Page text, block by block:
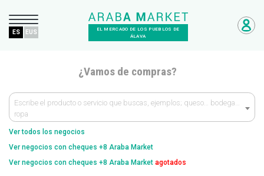
EL MERCADO DE LOS PUEBLOS DE
ÁLAVA
ES EUS
¿Vamos de compras?
Escribe el producto o servicio que buscas, ejemplos; queso… bodega…
ropa
Ver todos los negocios
Ver negocios con cheques +8 Araba Market
Ver negocios con cheques +8 Araba Market agotados